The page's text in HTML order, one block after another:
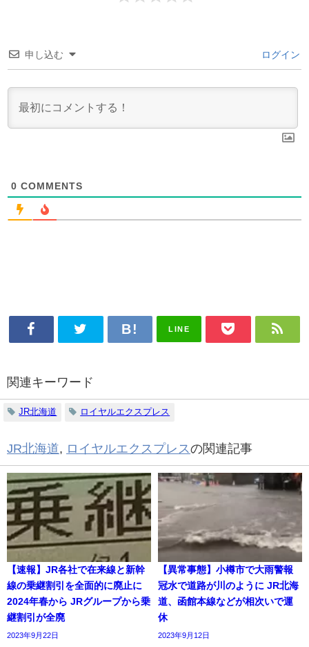
申し込む ログイン
0 COMMENTS
LINE
関連キーワード
JR北海道 ロイヤルエクスプレス
JR北海道, ロイヤルエクスプレスの関連記事
【速報】JR各社で在来線と新幹
線の乗継割引を全面的に廃止に
2024年春から JRグループから乗
継割引が全廃
2023年9月22日
【異常事態】小樽市で大雨警報
冠水で道路が川のように JR北海
道、函館本線などが相次いで運
休
2023年9月12日